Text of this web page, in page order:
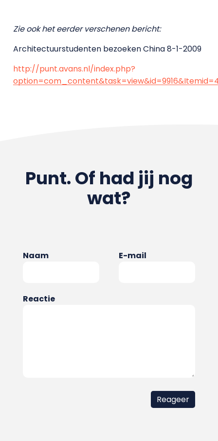
Zie ook het eerder verschenen bericht:
Architectuurstudenten bezoeken China 8-1-2009
http://punt.avans.nl/index.php?
Punt. Of had jij nog
wat?
Naam E-mail
Reactie